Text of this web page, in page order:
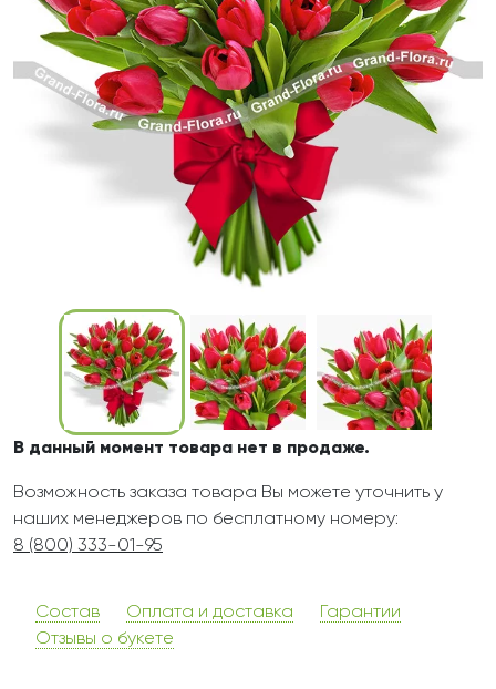
В данный момент товара нет в продаже.
Возможность заказа товара Вы можете уточнить у
наших менеджеров по бесплатному номеру:
8 (800) 333-01-95
Состав Оплата и доставка
Гарантии
Отзывы о букете